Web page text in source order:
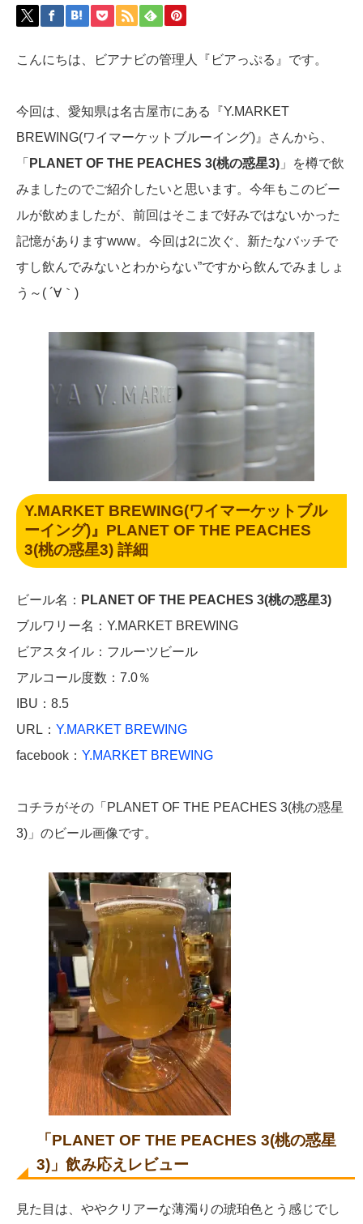
こんにちは、ビアナビの管理人『ビアっぷる』です。
今回は、愛知県は名古屋市にある『Y.MARKET
BREWING(ワイマーケットブルーイング)』さんから、
「 PLANET OF THE PEACHES 3(桃の惑星3) 」を樽で飲
みましたのでご紹介したいと思います。今年もこのビー
ルが飲めましたが、前回はそこまで好みではないかった
記憶がありますwww。今回は2に次ぐ、新たなバッチで
すし飲んでみないとわからない”ですから飲んでみましょ
う～( ´∀｀)
Y.MARKET BREWING(ワイマーケットブル
ーイング)』 PLANET OF THE PEACHES
3(桃の惑星3)詳細
ビール名： PLANET OF THE PEACHES 3(桃の惑星3)
ブルワリー名：Y.MARKET BREWING
ビアスタイル：フルーツビール
アルコール度数：7.0％
IBU：8.5
URL： Y.MARKET BREWING
facebook： Y.MARKET BREWING
コチラがその「PLANET OF THE PEACHES 3(桃の惑星
3)」のビール画像です。
「PLANET OF THE PEACHES 3(桃の惑星
3) 」飲み応えレビュー
見た目は、ややクリアーな薄濁りの琥珀色とう感じでし